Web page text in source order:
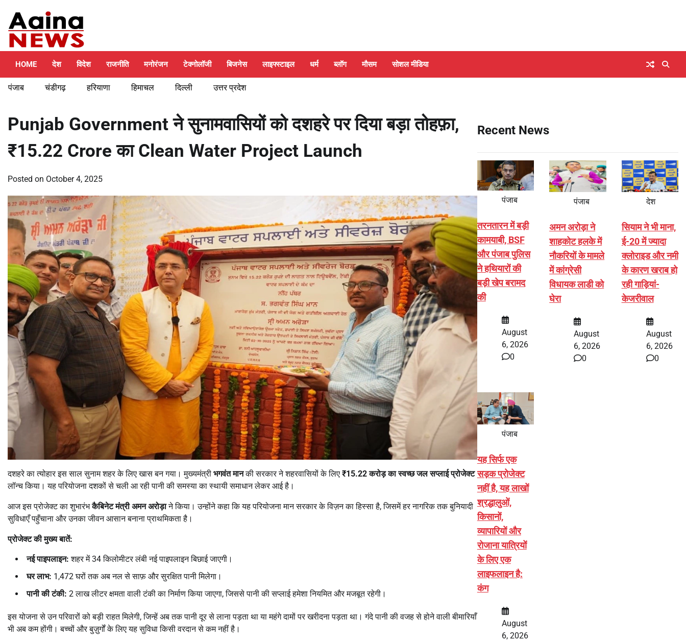
content
HOME देश विदेश राजनीति मनोरंजन टेक्नोलॉजी बिजनेस लाइफ्स्टाइल धर्म ब्लॉग मौसम सोशल मीडिया
पंजाब चंडीगढ़ हरियाणा हिमाचल दिल्ली उत्तर प्रदेश
Punjab Government ने सुनामवासियों को दशहरे पर दिया बड़ा तोहफ़ा,
₹15.22 Crore का Clean Water Project Launch
Posted on October 4, 2025
दशहरे का त्योहार इस साल सुनाम शहर के लिए खास बन गया। मुख्यमंत्री भगवंत मानकी सरकार ने शहरवासियों के लिए ₹15.22करोड़ का स्वच्छ जल सप्लाई प्रोजेक्ट
लॉन्च किया। यह परियोजना दशकों से चली आ रही पानी की समस्या का स्थायी समाधान लेकर आई है।
आज इस प्रोजेक्ट का शुभारंभकैबिनेट मंत्री अमन अरोड़ाने किया। उन्होंने कहा कि यह परियोजना मान सरकार के विज़न का हिस्सा है, जिसमें हर नागरिक तक बुनियादी
सुविधाएँ पहुँचाना और उनका जीवन आसान बनाना प्राथमिकता है।
प्रोजेक्ट की मुख्य बातें:
नई पाइपलाइन: शहर में 34 किलोमीटर लंबी नई पाइपलाइन बिछाई जाएगी।
घर लाभ: 1,472 घरों तक अब नल से साफ़ और सुरक्षित पानी मिलेगा।
पानी की टंकी: 2 लाख लीटर क्षमता वाली टंकी का निर्माण किया जाएगा, जिससे पानी की सप्लाई हमेशा नियमित और मजबूत रहेगी।
इस योजना से उन परिवारों को बड़ी राहत मिलेगी, जिन्हें अब तक पानी दूर से लाना पड़ता था या महंगे दामों पर खरीदना पड़ता था। गंदे पानी की वजह से होने वाली बीमारियाँ
भी अब कम होंगी। बच्चों और बुज़ुर्गों के लिए यह सुविधा किसी वरदान से कम नहीं है।
Recent News
पंजाब
तरनतारन में बड़ी
कामयाबी, BSF
और पंजाब पुलिस
ने हथियारों की
बड़ी खेप बरामद
की
August
6, 2026
0
पंजाब
अमन अरोड़ा ने
शाहकोट हलके में
नौकरियों के मामले
में कांग्रेसी
विधायक लाडी को
घेरा
August
6, 2026
0
देश
सियाम ने भी माना,
ई-20 में ज्यादा
क्लोराइड और नमी
के कारण खराब हो
रही गाड़ियां-
केजरीवाल
August
6, 2026
0
पंजाब
यह सिर्फ एक
सड़क प्रोजेक्ट
नहीं है, यह लाखों
श्रद्धालुओं,
किसानों,
व्यापारियों और
रोजाना यात्रियों
के लिए एक
लाइफलाइन है:
कंग
August
6, 2026